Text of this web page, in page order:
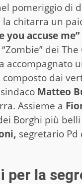
pomeriggio di
la chitarra un
you accuse me”
dei
accompagnato
dai
Matteo
Assieme a
Borghi più belli
segretario Pd
per la